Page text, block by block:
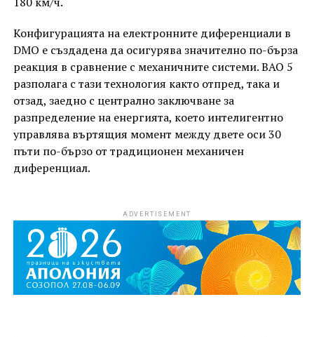
Конфигурацията на електронните диференциали в
DMO е създадена да осигурява значително по-бърза
реакция в сравнение с механичните системи. BAO 5
разполага с тази технология както отпред, така и
отзад, заедно с централно заключване за
разпределение на енергията, което интелигентно
управлява въртящия момент между двете оси 30
пъти по-бързо от традиционен механичен
диференциал.
ADVERTISEMENT